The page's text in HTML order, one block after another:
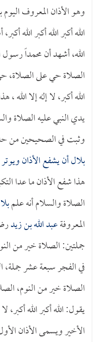
وهو الأذان المعروف
الله أكبر الله أكبر الله
الله، أشهد أن محمداً
الصلاة حي على الصلاة،
الله أكبر، لا إله إلا
يدي النبي عليه الصلاة
وثبت في الصحيحين
بلالأن يشفع الأذان ويوتر
هذا شفع الأذان ما عدا
الصلاة والسلام أنه علم
المعروفةعبد الله بن زيد
جملتين: الصلاة خير من
في الفجر سبعة عشر
الصلاة خير من النوم،
يقول: الله أكبر الله أكبر،
الأخير ويسمى الأذان